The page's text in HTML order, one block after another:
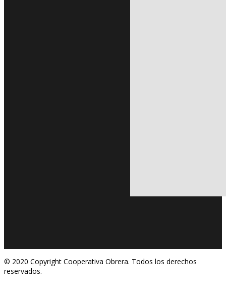
© 2020 Copyright Cooperativa Obrera. Todos los derechos
reservados.